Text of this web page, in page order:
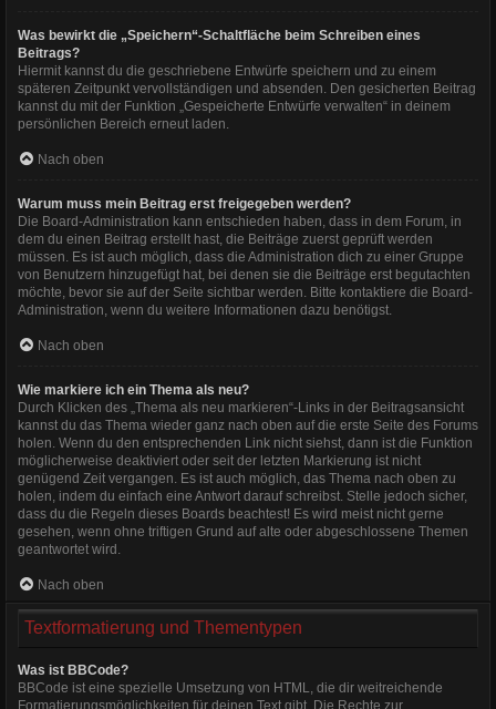
Was bewirkt die „Speichern“-Schaltfläche beim Schreiben eines
Beitrags?
Hiermit kannst du die geschriebene Entwürfe speichern und zu einem
späteren Zeitpunkt vervollständigen und absenden. Den gesicherten Beitrag
kannst du mit der Funktion „Gespeicherte Entwürfe verwalten“ in deinem
persönlichen Bereich erneut laden.
Nach oben
Warum muss mein Beitrag erst freigegeben werden?
Die Board-Administration kann entschieden haben, dass in dem Forum, in
dem du einen Beitrag erstellt hast, die Beiträge zuerst geprüft werden
müssen. Es ist auch möglich, dass die Administration dich zu einer Gruppe
von Benutzern hinzugefügt hat, bei denen sie die Beiträge erst begutachten
möchte, bevor sie auf der Seite sichtbar werden. Bitte kontaktiere die Board-
Administration, wenn du weitere Informationen dazu benötigst.
Nach oben
Wie markiere ich ein Thema als neu?
Durch Klicken des „Thema als neu markieren“-Links in der Beitragsansicht
kannst du das Thema wieder ganz nach oben auf die erste Seite des Forums
holen. Wenn du den entsprechenden Link nicht siehst, dann ist die Funktion
möglicherweise deaktiviert oder seit der letzten Markierung ist nicht
genügend Zeit vergangen. Es ist auch möglich, das Thema nach oben zu
holen, indem du einfach eine Antwort darauf schreibst. Stelle jedoch sicher,
dass du die Regeln dieses Boards beachtest! Es wird meist nicht gerne
gesehen, wenn ohne triftigen Grund auf alte oder abgeschlossene Themen
geantwortet wird.
Nach oben
Textformatierung und Thementypen
Was ist BBCode?
BBCode ist eine spezielle Umsetzung von HTML, die dir weitreichende
Formatierungsmöglichkeiten für deinen Text gibt. Die Rechte zur